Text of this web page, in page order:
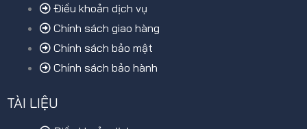
Điều khoản dịch vụ
Chính sách giao hàng
Chính sách bảo mật
Chính sách bảo hành
TÀI LIỆU